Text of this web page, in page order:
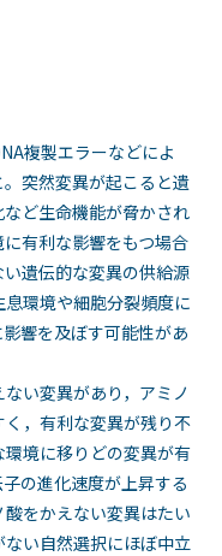
複製エラーなどによ
突然変異が起こると遺
ど生命機能が脅かされ
有利な影響をもつ場合
遺伝的な変異の供給源
環境や細胞分裂頻度に
響を及ぼす可能性があ
い変異があり，アミノ
，有利な変異が残り不
境に移りどの変異が有
の進化速度が上昇する
をかえない変異はたい
い自然選択にほぼ中立